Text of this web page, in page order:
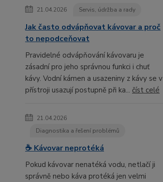
21.04.2026 Servis, údržba a rady
Jak často odvápňovat kávovar a proč
to nepodceňovat
Pravidelné odvápňování kávovaru je
zásadní pro jeho správnou funkci i chuť
kávy. Vodní kámen a usazeniny z kávy se v
přístroji usazují postupně při ka... číst celé
21.04.2026
Diagnostika a řešení problémů
☕ Kávovar neprotéká
Pokud kávovar nenatéká vodu, netlačí ji
správně nebo káva protéká jen velmi